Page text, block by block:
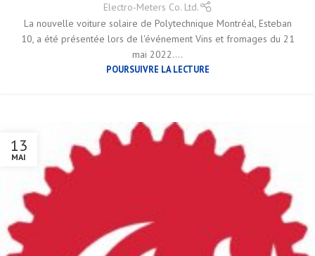
Electro-Meters Co. Ltd.
La nouvelle voiture solaire de Polytechnique Montréal, Esteban
10, a été présentée lors de l'événement Vins et fromages du 21
mai 2022....
POURSUIVRE LA LECTURE
13
MAI